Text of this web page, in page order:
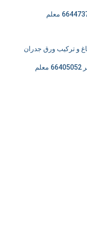
فني تركيب باركيه سيراميك الكويت 66447375 معلم
دهان صباغ ضاحية مبارك العبدالله الجابر 66405052 معلم